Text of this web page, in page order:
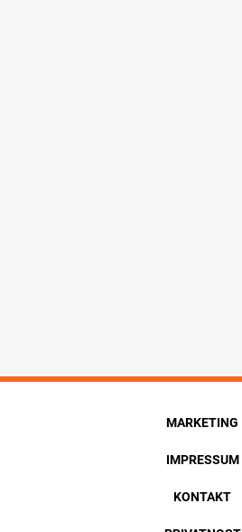
MARKETING
IMPRESSUM
KONTAKT